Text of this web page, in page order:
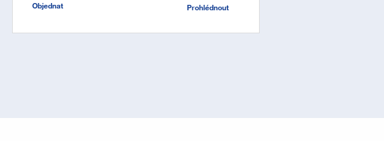
Objednat Prohlédnout